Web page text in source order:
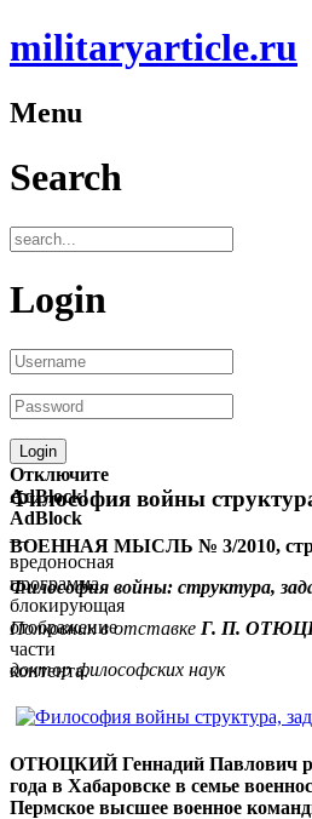
militaryarticle.ru
Menu
Search
Login
Отключите
AdBlock!
AdBlock
—
вредоносная
программа,
блокирующая
отображение
части
контента.
Философия войны
ВОЕННАЯ МЫСЛЬ № 3/2010, стр.
Философия войны: структура,
Полковник в отставке Г. П.
доктор философских наук
ОТЮЦКИЙ Геннадий Павлович
года в Хабаровске в семье
Пермское высшее военное